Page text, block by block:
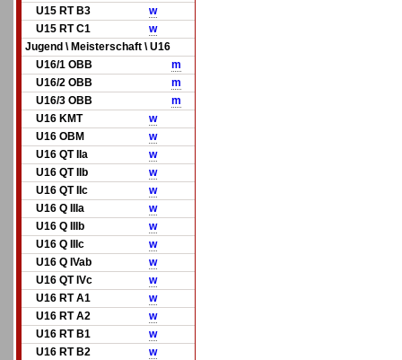
U15 RT B3
w
U15 RT C1
w
Jugend \ Meisterschaft \ U16
U16/1 OBB
m
U16/2 OBB
m
U16/3 OBB
m
U16 KMT
w
U16 OBM
w
U16 QT IIa
w
U16 QT IIb
w
U16 QT IIc
w
U16 Q IIIa
w
U16 Q IIIb
w
U16 Q IIIc
w
U16 Q IVab
w
U16 QT IVc
w
U16 RT A1
w
U16 RT A2
w
U16 RT B1
w
U16 RT B2
w